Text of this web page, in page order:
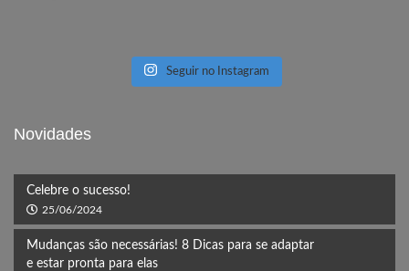
Seguir no Instagram
Novidades
Celebre o sucesso!
25/06/2024
Mudanças são necessárias! 8 Dicas para se adaptar
e estar pronta para elas